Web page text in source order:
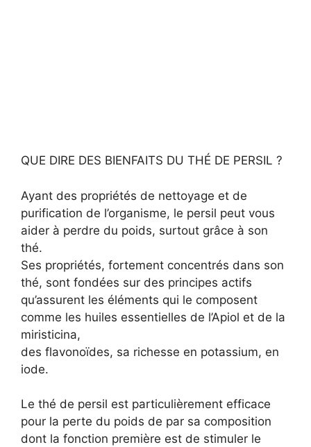
QUE DIRE DES BIENFAITS DU THÉ DE PERSIL ?
Ayant des propriétés de nettoyage et de
purification de l’organisme, le persil peut vous
aider à perdre du poids, surtout grâce à son
thé.
Ses propriétés, fortement concentrés dans son
thé, sont fondées sur des principes actifs
qu’assurent les éléments qui le composent
comme les huiles essentielles de l’Apiol et de la
miristicina,
des flavonoïdes, sa richesse en potassium, en
iode.
Le thé de persil est particulièrement efficace
pour la perte du poids de par sa composition
dont la fonction première est de stimuler le